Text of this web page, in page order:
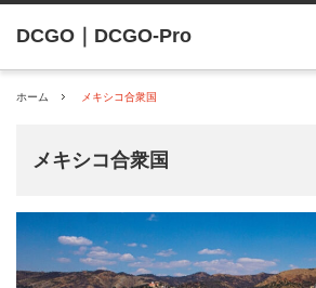
ホーム メキシコ合衆国
メキシコ合衆国